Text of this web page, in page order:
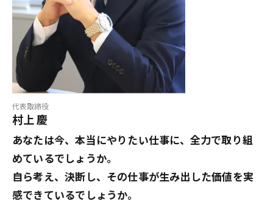
代表取締役
村上 慶
あなたは今、本当にやりたい仕事に、全力で取り組
めているでしょうか。
自ら考え、決断し、その仕事が生み出した価値を実
感できているでしょうか。